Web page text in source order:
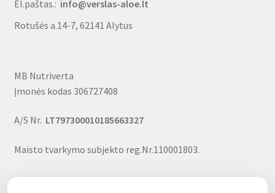
El.paštas.: info@verslas-aloe.lt
Rotušės a.14-7, 62141 Alytus
MB Nutriverta
Įmonės kodas 306727408
A/S Nr. LT797300010185663327
Maisto tvarkymo subjekto reg.Nr.110001803.